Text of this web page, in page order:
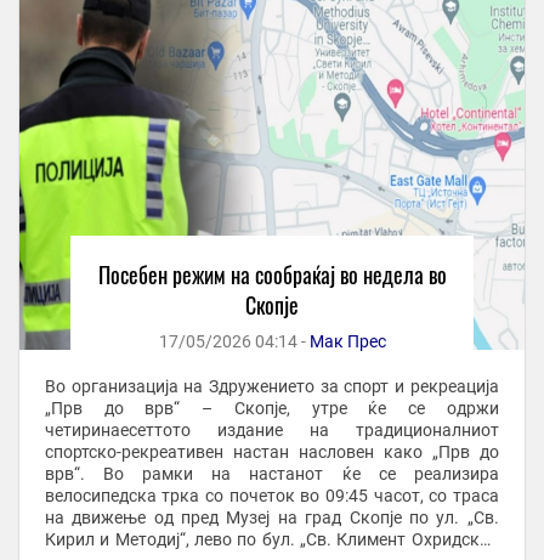
Посебен режим на сообраќај во недела во
Скопје
17/05/2026 04:14 - Мак Прес
Во организација на Здружението за спорт и рекреација
„Прв до врв“ – Скопје, утре ќе се одржи
четиринаесеттото издание на традиционалниот
спортско-рекреативен настан насловен како „Прв до
врв“. Во рамки на настанот ќе се реализира
велосипедска трка со почеток во 09:45 часот, со траса
на движење од пред Музеј на град Скопје по ул. „Св.
Кирил и Методиј“, лево по бул. „Св. Климент Охридски“,